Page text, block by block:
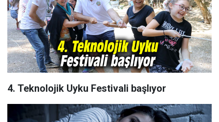
4. Teknolojik Uyku Festivali başlıyor